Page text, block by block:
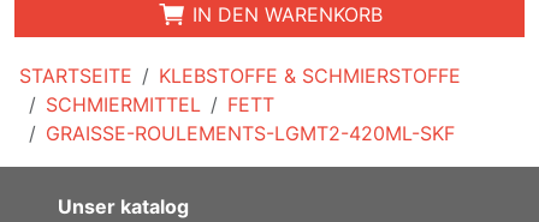
STARTSEITE
KLEBSTOFFE & SCHMIERSTOFFE
SCHMIERMITTEL
FETT
GRAISSE-ROULEMENTS-LGMT2-420ML-SKF
IN DEN WARENKORB
Unser katalog